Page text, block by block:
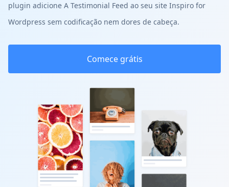
plugin adicione A Testimonial Feed ao seu site Inspiro for
Wordpress sem codificação nem dores de cabeça.
Comece grátis